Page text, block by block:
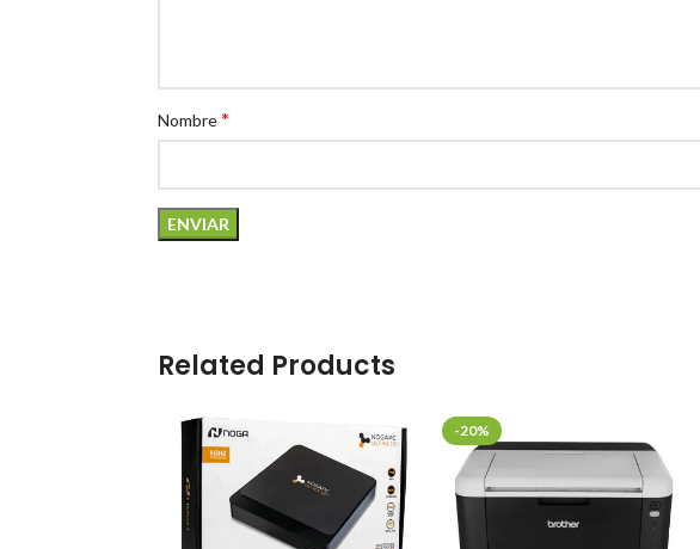
Nombre*
Related Products
-20%